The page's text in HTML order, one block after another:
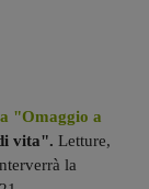
"Omaggio a
vita". Letture,
la